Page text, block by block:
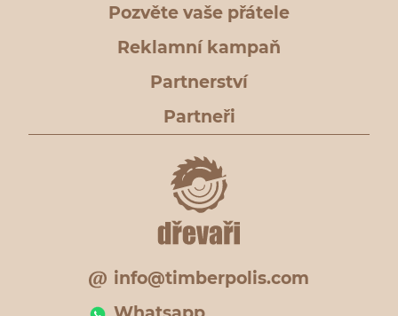
Pozvěte vaše přátele
Reklamní kampaň
Partnerství
Partneři
info@timberpolis.com